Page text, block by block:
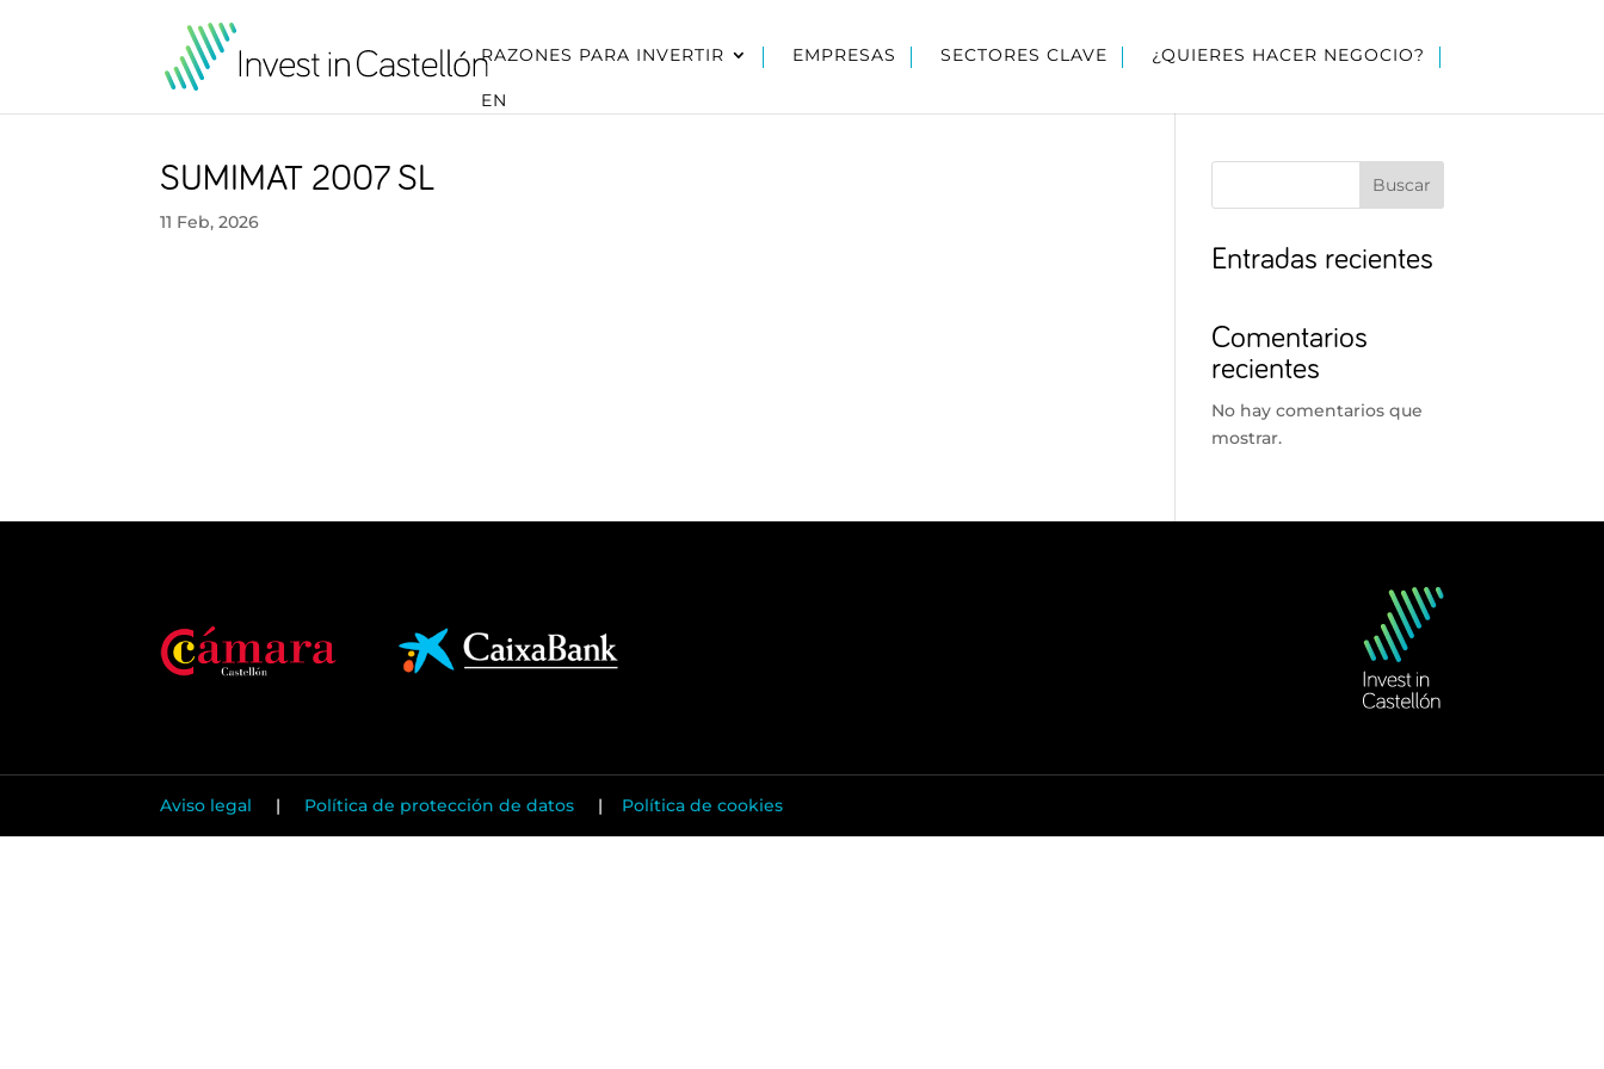
RAZONES PARA INVERTIR EMPRESAS SECTORES CLAVE ¿QUIERES HACER NEGOCIO?
EN
SUMIMAT 2007 SL
11 Feb, 2026
Buscar
Entradas recientes
Comentarios
recientes
No hay comentarios que
mostrar.
Aviso legal | Política de protección de datos | Política de cookies